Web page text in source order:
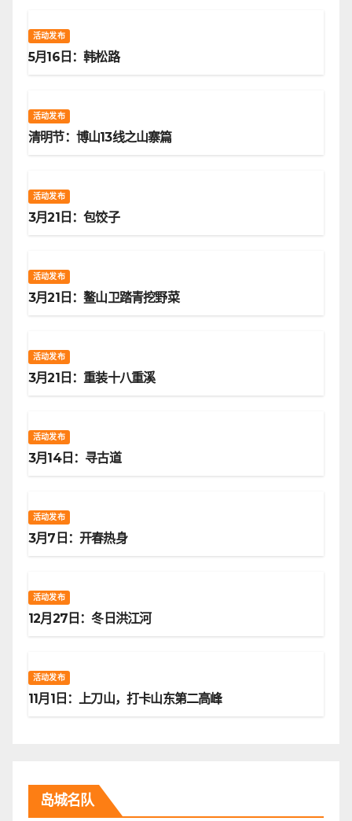
活动发布
5月16日：韩松路
活动发布
清明节：博山13线之山寨篇
活动发布
3月21日：包饺子
活动发布
3月21日：鳌山卫踏青挖野菜
活动发布
3月21日：重装十八重溪
活动发布
3月14日：寻古道
活动发布
3月7日：开春热身
活动发布
12月27日：冬日洪江河
活动发布
11月1日：上刀山，打卡山东第二高峰
岛城名队